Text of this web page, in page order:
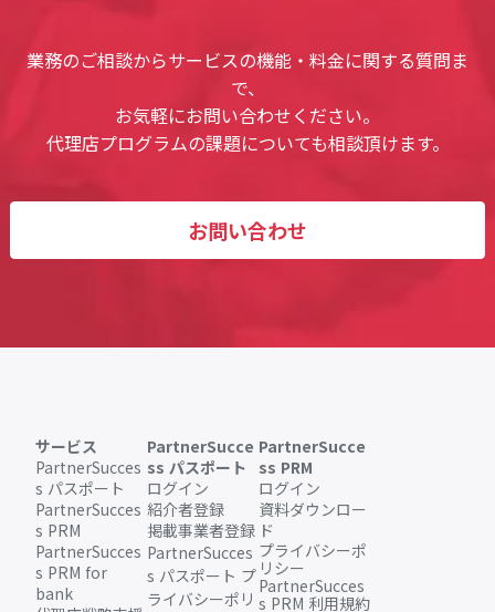
業務のご相談からサービスの機能・料金に関する質問ま
で、
お気軽にお問い合わせください。
代理店プログラムの課題についても相談頂けます。
お問い合わせ
サービス
PartnerSucces
s パスポート
PartnerSucces
s PRM
PartnerSucces
s PRM for
bank
PartnerSucce
ss パスポート
ログイン
紹介者登録
掲載事業者登録
PartnerSucces
s パスポート プ
ライバシーポリ
PartnerSucce
ss PRM
ログイン
資料ダウンロー
ド
プライバシーポ
リシー
PartnerSucces
s PRM 利用規約